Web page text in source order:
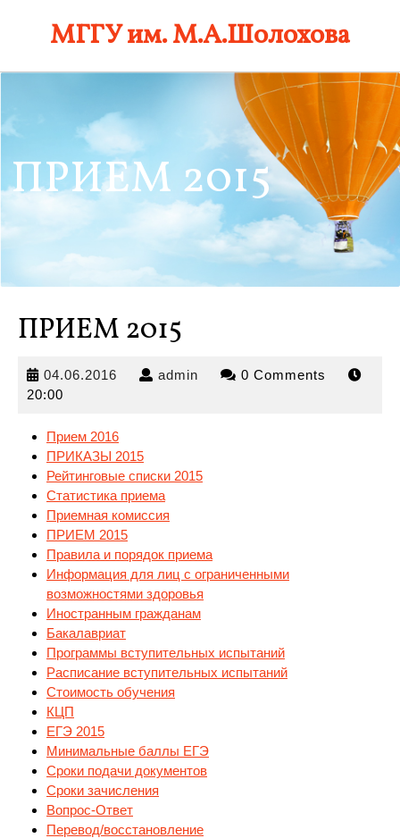
МГГУ им. М.А.Шолохова
ПРИЕМ 2015
ПРИЕМ 2015
04.06.2016 04.06.2016
admin admin 0 Comments
20:00
Прием 2016
ПРИКАЗЫ 2015
Рейтинговые списки 2015
Статистика приема
Приемная комиссия
ПРИЕМ 2015
Правила и порядок приема
Информация для лиц с ограниченными
возможностями здоровья
Иностранным гражданам
Бакалавриат
Программы вступительных испытаний
Расписание вступительных испытаний
Стоимость обучения
КЦП
ЕГЭ 2015
Минимальные баллы ЕГЭ
Сроки подачи документов
Сроки зачисления
Вопрос-Ответ
Перевод/восстановление